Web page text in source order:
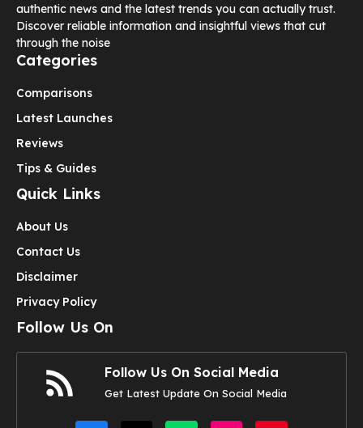
authentic news and the latest trends you can actually trust.
Discover reliable information and insightful views that cut
through the noise
Categories
Comparisons
Latest Launches
Reviews
Tips & Guides
Quick Links
About Us
Contact Us
Disclaimer
Privacy Policy
Follow Us On
Follow Us On Social Media
Get Latest Update On Social Media